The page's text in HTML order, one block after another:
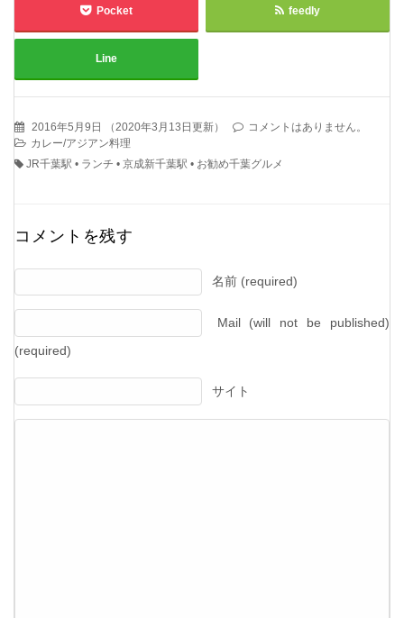
Pocket feedly
Line
2016年5月9日 （2020年3月13日更新）
コメントはありません。
カレー/アジアン料理
JR千葉駅 • ランチ • 京成新千葉駅 • お勧め千葉グルメ
コメントを残す
名前 (required)
Mail (will not be published)
(required)
サイト